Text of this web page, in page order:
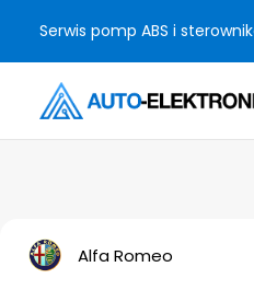
Serwis pomp ABS i
Alfa Romeo